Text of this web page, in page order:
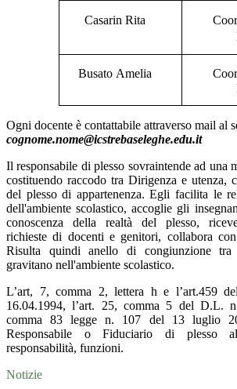
Casarin Rita
Busato Amelia
Ogni docente è contattabile attraverso mail al
cognome.nome@icstrebaseleghe.edu.it
Il responsabile di plesso sovraintende ad una
costituendo raccodo tra Dirigenza e utenza,
del plesso di appartenenza. Egli facilita le
dell'ambiente scolastico, accoglie gli
conoscenza della realtà del plesso,
richieste di docenti e genitori, collabora
Risulta quindi anello di congiunzione
gravitano nell'ambiente scolastico.
L’art, 7, comma 2, lettera h e l’art.459
16.04.1994, l’art. 25, comma 5 del D.L.
comma 83 legge n. 107 del 13 luglio
Responsabile o Fiduciario di plesso
responsabilità, funzioni.
Notizie